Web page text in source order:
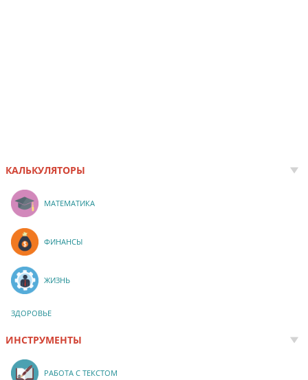
КАЛЬКУЛЯТОРЫ
МАТЕМАТИКА
ФИНАНСЫ
ЖИЗНЬ
ЗДОРОВЬЕ
ИНСТРУМЕНТЫ
РАБОТА С ТЕКСТОМ